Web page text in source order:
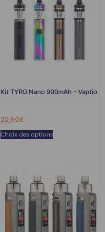
Kit TYRO Nano 900mAh – Vaptio
20,90€
Choix des options